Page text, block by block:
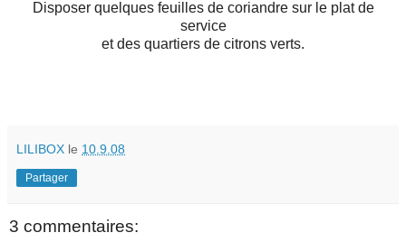
Disposer quelques feuilles de coriandre sur le plat de
service
et des quartiers de citrons verts.
LILIBOX le 10.9.08
Partager
3 commentaires: